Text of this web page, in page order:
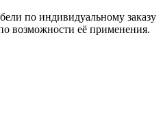
по индивидуальному заказу
возможности её применения.